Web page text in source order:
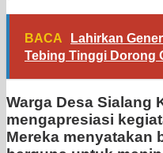
BACA
Lahirkan
Tebing Tinggi Dorong
Warga Desa Sialang
mengapresiasi
Mereka menyatakan